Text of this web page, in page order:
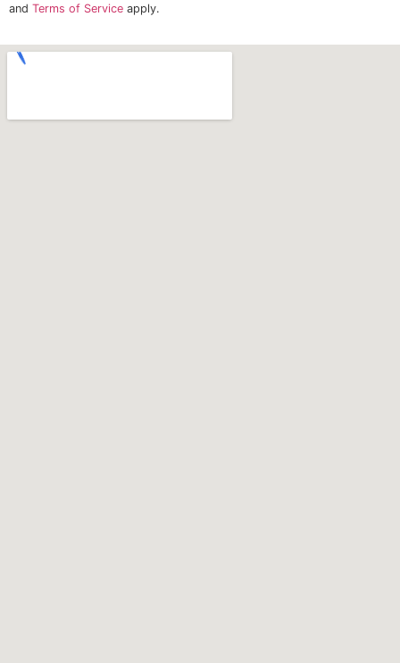
and Terms of Service apply.